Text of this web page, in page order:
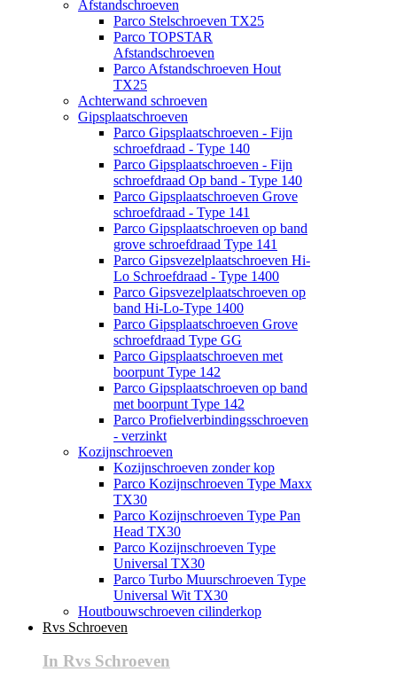
Afstandschroeven
Parco Stelschroeven TX25
Parco TOPSTAR
Afstandschroeven
Parco Afstandschroeven Hout
TX25
Achterwand schroeven
Gipsplaatschroeven
Parco Gipsplaatschroeven - Fijn
schroefdraad - Type 140
Parco Gipsplaatschroeven - Fijn
schroefdraad Op band - Type 140
Parco Gipsplaatschroeven Grove
schroefdraad - Type 141
Parco Gipsplaatschroeven op band
grove schroefdraad Type 141
Parco Gipsvezelplaatschroeven Hi-
Lo Schroefdraad - Type 1400
Parco Gipsvezelplaatschroeven op
band Hi-Lo-Type 1400
Parco Gipsplaatschroeven Grove
schroefdraad Type GG
Parco Gipsplaatschroeven met
boorpunt Type 142
Parco Gipsplaatschroeven op band
met boorpunt Type 142
Parco Profielverbindingsschroeven
- verzinkt
Kozijnschroeven
Kozijnschroeven zonder kop
Parco Kozijnschroeven Type Maxx
TX30
Parco Kozijnschroeven Type Pan
Head TX30
Parco Kozijnschroeven Type
Universal TX30
Parco Turbo Muurschroeven Type
Universal Wit TX30
Houtbouwschroeven cilinderkop
Rvs Schroeven
In Rvs Schroeven